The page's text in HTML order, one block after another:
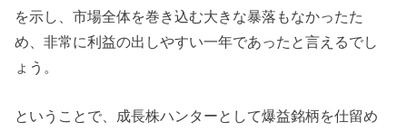
を示し、市場全体を巻き込む大きな暴落もなかったた
め、非常に利益の出しやすい一年であったと言えるでし
ょう。
ということで、成長株ハンターとして爆益銘柄を仕留め